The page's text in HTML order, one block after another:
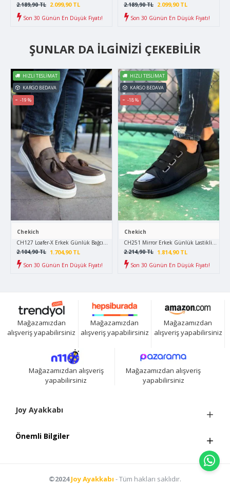
2.099,90 TL
2.189,90 TL
Son 30 Günün En Düşük Fiyatı!
2.099,90 TL
2.189,90 TL
Son 30 Günün En Düşük Fiyatı!
ŞUNLAR DA İLGINIZI ÇEKEBILIR
HIZLI TESLIMAT
KARGO BEDAVA
-19 %
Chekich
CH127 Loafer-X Erkek Günlük Bağcıksız Corcik Cilt Klasik Ayakkabı CBT - Kahverengi
1.704,90 TL
2.104,90 TL
Son 30 Günün En Düşük Fiyatı!
HIZLI TESLIMAT
KARGO BEDAVA
-18 %
Chekich
CH251 Mirror Erkek Günlük Lastikli Cilt
1.814,90 TL
2.214,90 TL
Son 30 Günün En Düşük Fiyatı!
Mağazamızdan
alışveriş yapabilirsiniz
Mağazamızdan
alışveriş yapabilirsiniz
Mağazamızdan
alışveriş yapabilirsiniz
Mağazamızdan alışveriş
yapabilirsiniz
Mağazamızdan alışveriş
yapabilirsiniz
Joy Ayakkabı
Önemli Bilgiler
©2024Joy Ayakkabı - Tüm hakları saklıdır.